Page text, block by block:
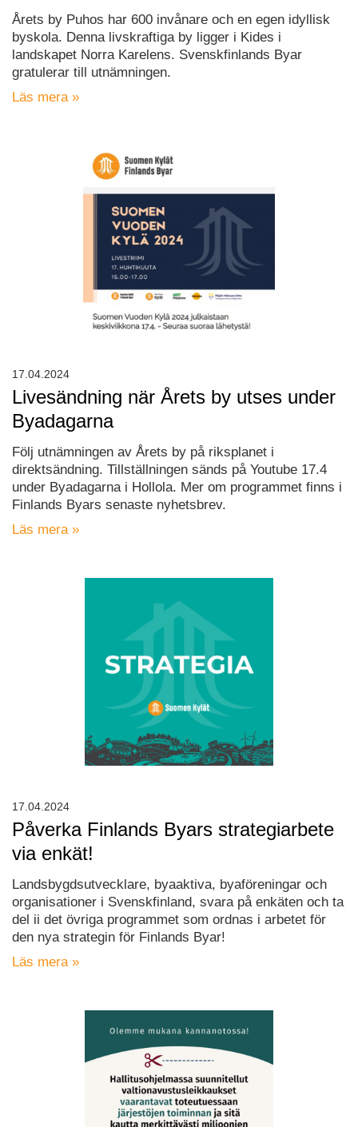
Årets by Puhos har 600 invånare och en egen idyllisk
byskola. Denna livskraftiga by ligger i Kides i
landskapet Norra Karelens. Svenskfinlands Byar
gratulerar till utnämningen.
Läs mera »
Livesändning när Årets by utses under
Byadagarna
Följ utnämningen av Årets by på riksplanet i
direktsändning. Tillställningen sänds på Youtube 17.4
under Byadagarna i Hollola. Mer om programmet finns i
Finlands Byars senaste nyhetsbrev.
Läs mera »
17.04.2024
Påverka Finlands Byars strategiarbete
via enkät!
Landsbygdsutvecklare, byaaktiva, byaföreningar och
organisationer i Svenskfinland, svara på enkäten och ta
del ii det övriga programmet som ordnas i arbetet för
den nya strategin för Finlands Byar!
Läs mera »
17.04.2024